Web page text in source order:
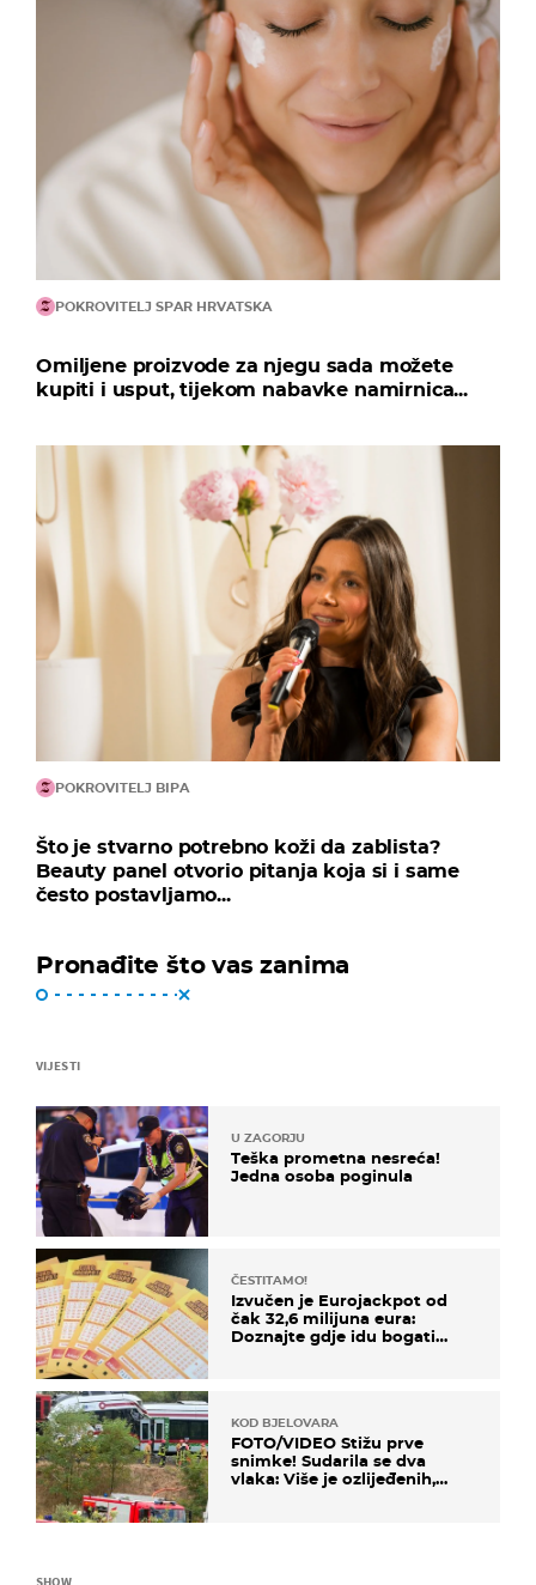
POKROVITELJ SPAR HRVATSKA
Omiljene proizvode za njegu sada možete
kupiti i usput, tijekom nabavke namirnica...
POKROVITELJ BIPA
Što je stvarno potrebno koži da zablista?
Beauty panel otvorio pitanja koja si i same
često postavljamo...
Pronađite što vas zanima
VIJESTI
U ZAGORJU
Teška prometna nesreća!
Jedna osoba poginula
ČESTITAMO!
Izvučen je Eurojackpot od
čak 32,6 milijuna eura:
Doznajte gdje idu bogati
KOD BJELOVARA
FOTO/VIDEO Stižu prve
snimke! Sudarila se dva
vlaka: Više je ozlijeđenih,
SHOW